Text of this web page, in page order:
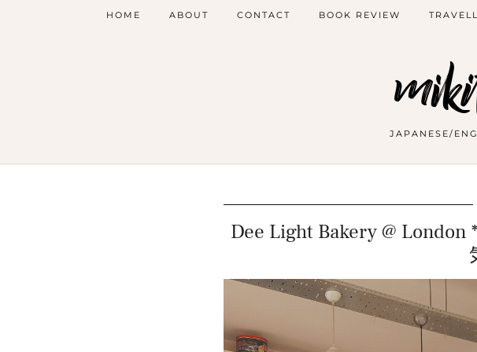
JAPANESE/
HOME ABOUT CONTACT BOOK REVIEW
Dee Light Bakery @